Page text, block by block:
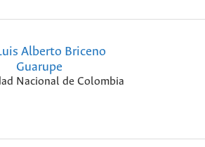
Alberto Briceno
Guarupe
Nacional de Colombia